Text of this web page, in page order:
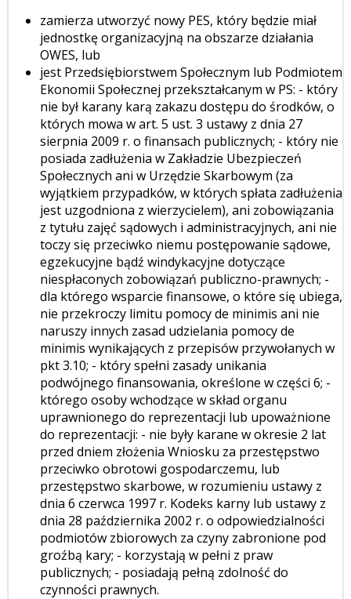
zamierza utworzyć nowy PES, który będzie miał
jednostkę organizacyjną na obszarze działania
OWES, lub
jest Przedsiębiorstwem Społecznym lub Podmiotem
Ekonomii Społecznej przekształcanym w PS: - który
nie był karany karą zakazu dostępu do środków, o
których mowa w art. 5 ust. 3 ustawy z dnia 27
sierpnia 2009 r. o finansach publicznych; - który nie
posiada zadłużenia w Zakładzie Ubezpieczeń
Społecznych ani w Urzędzie Skarbowym (za
wyjątkiem przypadków, w których spłata zadłużenia
jest uzgodniona z wierzycielem), ani zobowiązania
z tytułu zajęć sądowych i administracyjnych, ani nie
toczy się przeciwko niemu postępowanie sądowe,
egzekucyjne bądź windykacyjne dotyczące
niespłaconych zobowiązań publiczno-prawnych; -
dla którego wsparcie finansowe, o które się ubiega,
nie przekroczy limitu pomocy de minimis ani nie
naruszy innych zasad udzielania pomocy de
minimis wynikających z przepisów przywołanych w
pkt 3.10; - który spełni zasady unikania
podwójnego finansowania, określone w części 6; -
którego osoby wchodzące w skład organu
uprawnionego do reprezentacji lub upoważnione
do reprezentacji:­ - nie były karane w okresie 2 lat
przed dniem złożenia Wniosku za przestępstwo
przeciwko obrotowi gospodarczemu, lub
przestępstwo skarbowe, w rozumieniu ustawy z
dnia 6 czerwca 1997 r. Kodeks karny lub ustawy z
dnia 28 października 2002 r. o odpowiedzialności
podmiotów zbiorowych za czyny zabronione pod
groźbą kary; - korzystają w pełni z praw
publicznych; - posiadają pełną zdolność do
czynności prawnych.